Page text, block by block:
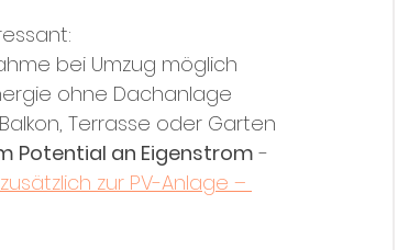
bei Umzug möglich
ohne Dachanlage
Terrasse oder Garten
Potential an Eigenstrom -
zur PV-Anlage –